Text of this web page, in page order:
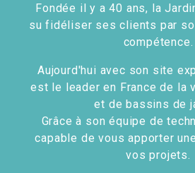
Fondée il y a 40 ans, la
su fidéliser ses clients par
compétence.
Aujourd'hui avec son site
est le leader en France de la
et de bassins de
Grâce à son équipe de
capable de vous apporter
vos projets.